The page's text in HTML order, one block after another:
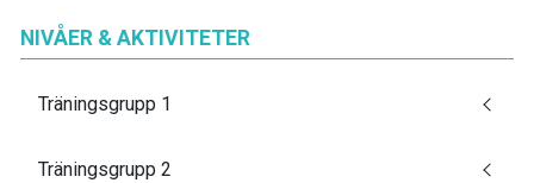
NIVÅER & AKTIVITETER
Träningsgrupp 1
Träningsgrupp 2